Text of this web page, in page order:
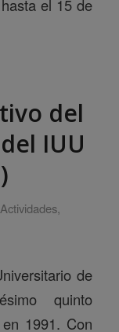
el 15 de
del
IUU
Actividades,
de
quinto
1991. Con